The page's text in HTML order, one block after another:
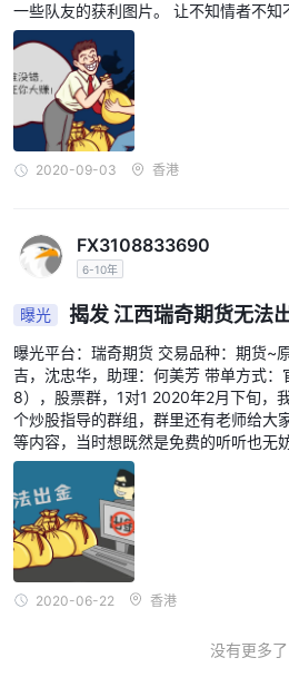
一些队友的获利图片。 让不知情者不知
然后老师会说现在股市行情不好介绍我
并说这个收益高风险还低，我一开始也
人多在发收益截图，一天收益几万块的
心动了就跟着一起玩在老师指导下的操
3天老师说今天晚上带大家赚大钱，有资
了10万进去，晚上的时候老师突然“失灵
让你等指令，最后让你平仓，指导我2
2020-09-03 香港
FX3108833690
6-10年
曝光 揭发 江西瑞奇期货无法
曝光平台：瑞奇期货 交易品种：期货~原油SC2002 带单老师：方
吉，沈忠华，助理：何美芳 带单方式：官方群（方吉泸深操作群88
8），股票群，1对1 2020年2月下旬，我被一个陌生人邀请加入了一
个炒股指导的群组，群里还有老师给大
等内容，当时想既然是免费的听听也无
巧，就是操作股票，股票基本上的操作
利，老师还有直播间发布一些队友的获
地进入了设计好的圈套，然后老师会说
一种新的平台，瑞奇期货并说这个收益
信，接下来几天群里好多人多在发收益
有，都在感谢老师，自己也心动了就跟
作。 刚刚几天收益还可以，第3天老师
灵”根本就反向指导操作，然后让你等
月21操作损失4万，3月26日晚上两笔
2020-06-22 香港
没有更多了